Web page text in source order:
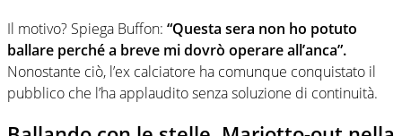
Il motivo? Spiega Buffon: “Questa sera non ho potuto
ballare perché a breve mi dovrò operare all’anca”.
Nonostante ciò, l’ex calciatore ha comunque conquistato il
pubblico che l’ha applaudito senza soluzione di continuità.